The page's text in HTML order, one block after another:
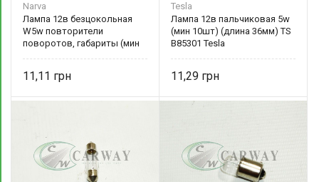
Narva
Лампа 12в безцокольная
W5w повторители
поворотов, габариты (мин
11,11
Tesla
Лампа 12в пальчиковая 5w
(мин 10шт) (длина 36мм) TS
B85301 Tesla
11,29